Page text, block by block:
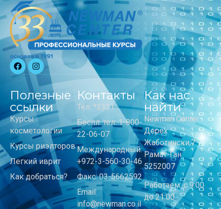
Полезные
ссылки
Курсы
косметологии
Курсы риэлторов
Легкий иврит
Как добраться?
Контакты
Тел: *3331
Беспл. тел: 1-800-
22-06-07
Международный:
+972-3-560-30-46
Факс: 03-5662592
Email:
info@newman.co.il
Как нас
найти
Newman Center
Дерех
Жаботински,7
Рамат-Ган
5252007
Работаем: с 9:00
до 21:00